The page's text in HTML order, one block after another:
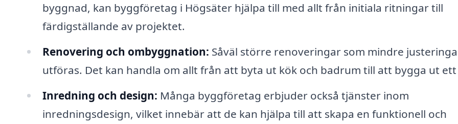
byggnad, kan byggföretag i Högsäter hjälpa till med allt från initiala ritningar till
färdigställande av projektet.
Renovering och ombyggnation: Såväl större renoveringar som mindre
utföras. Det kan handla om allt från att byta ut kök och badrum till att bygga ut
Inredning och design: Många byggföretag erbjuder också tjänster inom
inredningsdesign, vilket innebär att de kan hjälpa till att skapa en funktionell och